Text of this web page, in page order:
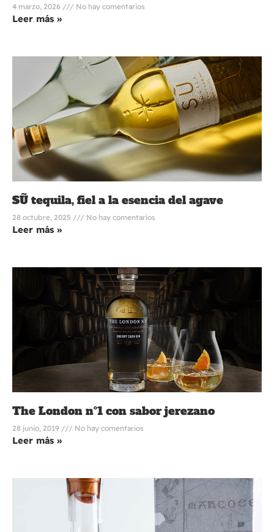
4 marzo, 2026 No hay comentarios
Leer más »
SŨ tequila, fiel a la esencia del agave
28 octubre, 2025 No hay comentarios
Leer más »
The London nº1 con sabor jerezano
28 junio, 2019 No hay comentarios
Leer más »